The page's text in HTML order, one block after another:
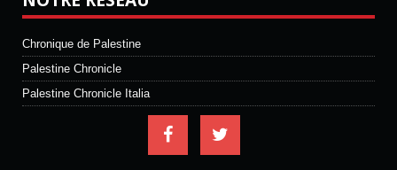
Chronique de Palestine
Palestine Chronicle
Palestine Chronicle Italia